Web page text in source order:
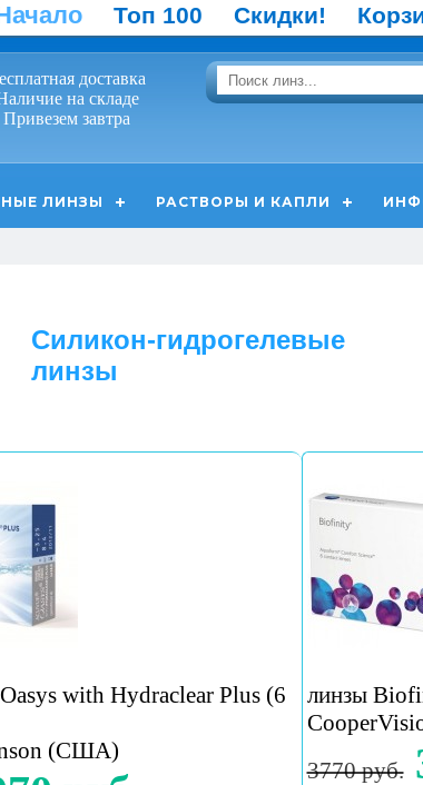
Топ 100 Скидки!
доставка
на складе
Привезем завтра
ЛИНЗЫ РАСТВОРЫ И КАПЛИ
Силикон-гидрогелевые
линзы
with Hydraclear Plus (6
(США)
линзы
3770 руб.